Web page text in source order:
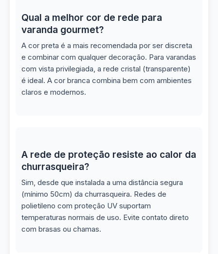
Qual a melhor cor de rede para
varanda gourmet?
A cor preta é a mais recomendada por ser discreta
e combinar com qualquer decoração. Para varandas
com vista privilegiada, a rede cristal (transparente)
é ideal. A cor branca combina bem com ambientes
claros e modernos.
A rede de proteção resiste ao calor da
churrasqueira?
Sim, desde que instalada a uma distância segura
(mínimo 50cm) da churrasqueira. Redes de
polietileno com proteção UV suportam
temperaturas normais de uso. Evite contato direto
com brasas ou chamas.